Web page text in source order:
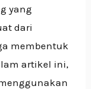
yang
dari
membentuk
artikel ini,